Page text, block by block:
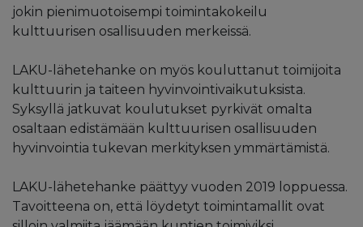
jokin pienimuotoisempi toimintakokeilu
kulttuurisen osallisuuden merkeissä.
LAKU-lähetehanke on myös kouluttanut toimijoita
kulttuurin ja taiteen hyvinvointivaikutuksista.
Syksyllä jatkuvat koulutukset pyrkivät omalta
osaltaan edistämään kulttuurisen osallisuuden
hyvinvointia tukevan merkityksen ymmärtämistä.
LAKU-lähetehanke päättyy vuoden 2019 loppuessa.
Tavoitteena on, että löydetyt toimintamallit ovat